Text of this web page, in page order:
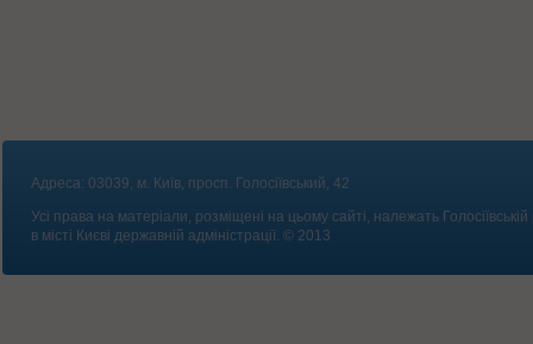
Адреса: 03039, м. Київ, просп. Голосіївський, 42
Усі права на матеріали, розміщені на цьому сайті, належать
в місті Києві державній адміністрації. © 2013